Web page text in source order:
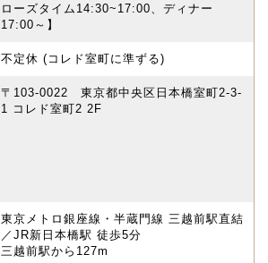
ローズタイム14:30~17:00、ディナー
17:00～】
不定休 (コレド室町に準ずる)
〒103-0022 東京都中央区日本橋室町2-3-
1 コレド室町2 2F
東京メトロ銀座線・半蔵門線 三越前駅直結
／JR新日本橋駅 徒歩5分
三越前駅から127m